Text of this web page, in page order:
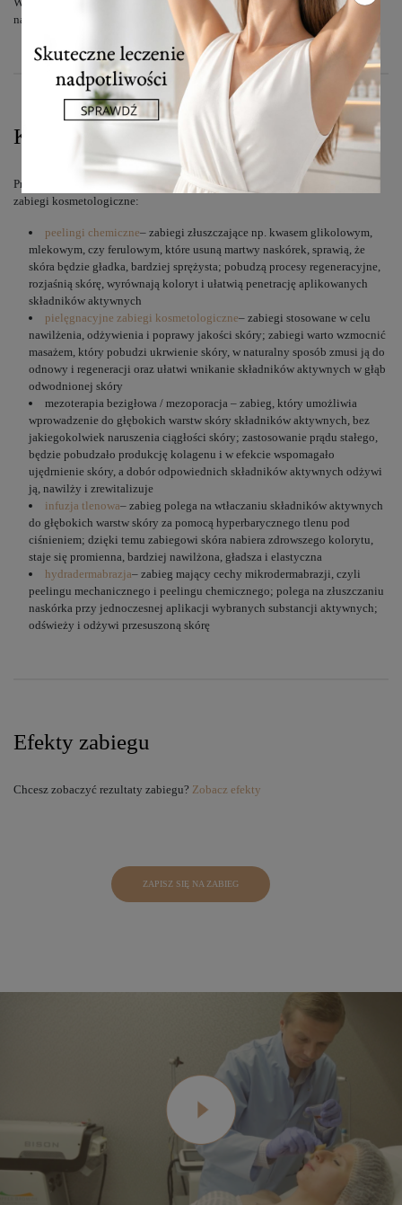
nawilżenie, mają również działanie przeciwstarzeniowe.
Kosmetologia
Przesuszona cera wymaga odpowiedniej pielęgnacji. Wspomogą ją różne
zabiegi kosmetologiczne:
peelingi chemiczne– zabiegi złuszczające np. kwasem glikolowym,
mlekowym, czy ferulowym, które usuną martwy naskórek, sprawią, że
skóra będzie gładka, bardziej sprężysta; pobudzą procesy regeneracyjne,
rozjaśnią skórę, wyrównają koloryt i ułatwią penetrację aplikowanych
składników aktywnych
pielęgnacyjne zabiegi kosmetologiczne– zabiegi stosowane w celu
nawilżenia, odżywienia i poprawy jakości skóry; zabiegi warto wzmocnić
masażem, który pobudzi ukrwienie skóry, w naturalny sposób zmusi ją do
odnowy i regeneracji oraz ułatwi wnikanie składników aktywnych w głąb
odwodnionej skóry
mezoterapia bezigłowa / mezoporacja – zabieg, który umożliwia
wprowadzenie do głębokich warstw skóry składników aktywnych, bez
jakiegokolwiek naruszenia ciągłości skóry; zastosowanie prądu stałego,
będzie pobudzało produkcję kolagenu i w efekcie wspomagało
ujędrnienie skóry, a dobór odpowiednich składników aktywnych odżywi
ją, nawilży i zrewitalizuje
infuzja tlenowa– zabieg polega na wtłaczaniu składników aktywnych
do głębokich warstw skóry za pomocą hyperbarycznego tlenu pod
ciśnieniem; dzięki temu zabiegowi skóra nabiera zdrowszego kolorytu,
staje się promienna, bardziej nawilżona, gładsza i elastyczna
hydradermabrazja– zabieg mający cechy mikrodermabrazji, czyli
peelingu mechanicznego i peelingu chemicznego; polega na złuszczaniu
naskórka przy jednoczesnej aplikacji wybranych substancji aktywnych;
odświeży i odżywi przesuszoną skórę
Efekty zabiegu
Chcesz zobaczyć rezultaty zabiegu? Zobacz efekty
ZAPISZ SIĘ NA ZABIEG